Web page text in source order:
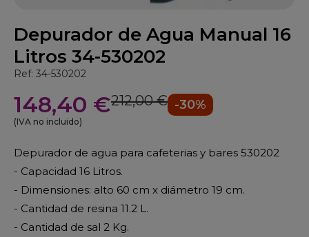
Depurador de Agua Manual 16
Litros 34-530202
Ref: 34-530202
148,40 €212,00 € -30%
(IVA no incluido)
Depurador de agua para cafeterias y bares 530202
- Capacidad 16 Litros.
- Dimensiones: alto 60 cm x diámetro 19 cm.
- Cantidad de resina 11.2 L.
- Cantidad de sal 2 Kg.